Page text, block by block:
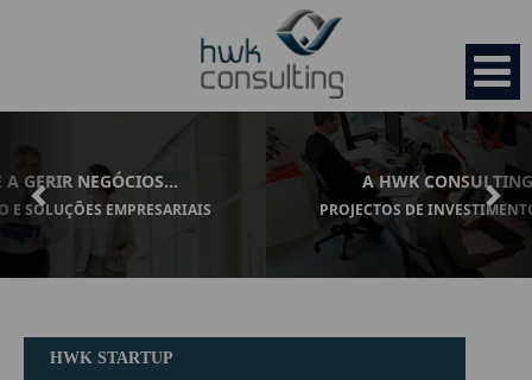
HOME
A HWK CONSULTING, SEMPRE CONSIGO...
PROJECTOS DE INVESTIMENTO E SOLUÇÕES EMPRESARIAIS.
HWK STARTUP